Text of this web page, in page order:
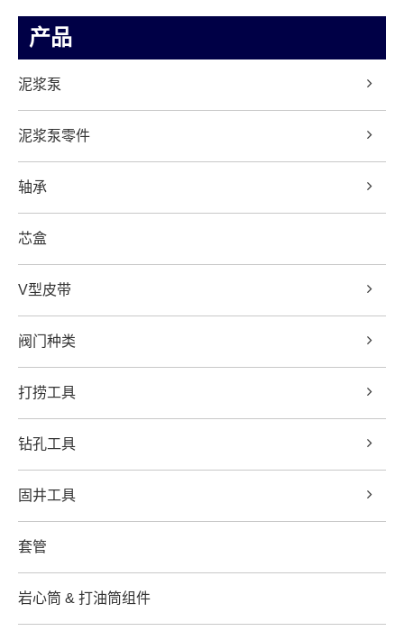
产品
泥浆泵
泥浆泵零件
轴承
芯盒
V型皮带
阀门种类
打捞工具
钻孔工具
固井工具
套管
岩心筒 & 打油筒组件